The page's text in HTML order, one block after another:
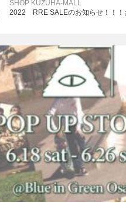
SHOP KUZUHA-MALL
2022 RRE SALEのお知らせ！！！